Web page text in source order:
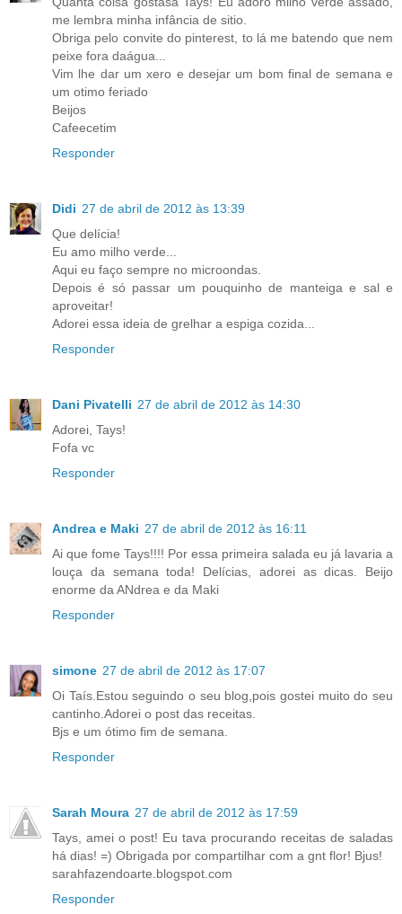
me lembra minha infância de sitio.
Obriga pelo convite do pinterest, to lá me batendo que nem
peixe fora daágua...
Vim lhe dar um xero e desejar um bom final de semana e
um otimo feriado
Beijos
Cafeecetim
Responder
Didi 27 de abril de 2012 às 13:39
Que delícia!
Eu amo milho verde...
Aqui eu faço sempre no microondas.
Depois é só passar um pouquinho de manteiga e sal e
aproveitar!
Adorei essa ideia de grelhar a espiga cozida...
Responder
Dani Pivatelli 27 de abril de 2012 às 14:30
Adorei, Tays!
Fofa vc
Responder
Andrea e Maki 27 de abril de 2012 às 16:11
Ai que fome Tays!!!! Por essa primeira salada eu já lavaria a
louça da semana toda! Delícias, adorei as dicas. Beijo
enorme da ANdrea e da Maki
Responder
simone 27 de abril de 2012 às 17:07
Oi Taís.Estou seguindo o seu blog,pois gostei muito do seu
cantinho.Adorei o post das receitas.
Bjs e um ótimo fim de semana.
Responder
Sarah Moura 27 de abril de 2012 às 17:59
Tays, amei o post! Eu tava procurando receitas de saladas
há dias! =) Obrigada por compartilhar com a gnt flor! Bjus!
sarahfazendoarte.blogspot.com
Responder